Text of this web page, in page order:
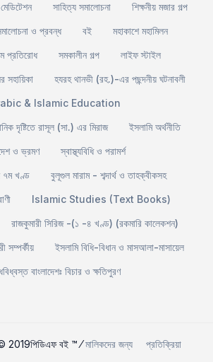
সাহিত্য সমালোচনা
শিক্ষনীয় মজার গল্প
ও প্রবন্ধ
বই
মহাকাশে মহামিলন
প্রতিরোধ
সমকালীন গল্প
লাইফ স্টাইল
হযরহ থানভী (রহ.)-এর পছন্দনীয় ঘটনাবলী
& Islamic Education
দৃষ্টিতে রাসূল (সা.) এর মিরাজ
ইসলামি অর্থনীতি
ও ভ্রমণ
স্বাস্থ্যবিধি ও পরামর্শ
৭ম খণ্ড
বুলূগুল মারাম - শব্দার্থ ও তাহক্বীকসহ
Islamic Studies (Text Books)
রাজকুমারী সিরিজ -(১ -৪ খণ্ড) (রকমারি কালেকশন)
সম্পর্কীয়
ইসলামি বিধি-বিধান ও মাসআলা-মাসায়েল
বাংলাদেশঃ বিচার ও ক্ষতিপুরণ
© 2019পিডিএফ বই ™ ⁄মালিকদের জন্য প্রতিক্রিয়া